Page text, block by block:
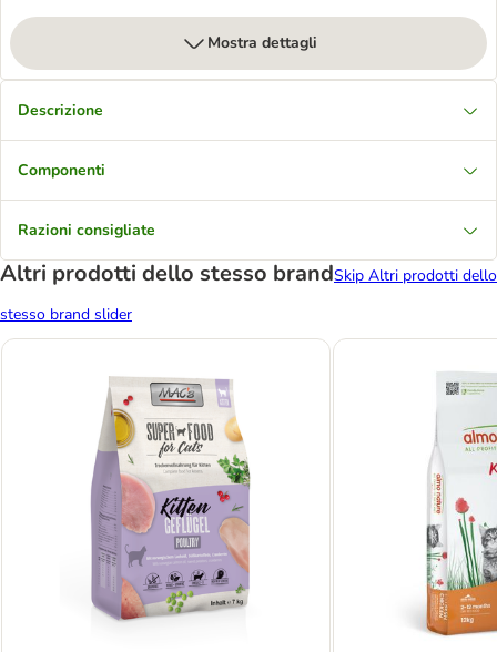
Mostra dettagli
Descrizione
Componenti
Razioni consigliate
Altri prodotti dello stesso brandSkip Altri prodotti dello
stesso brand slider